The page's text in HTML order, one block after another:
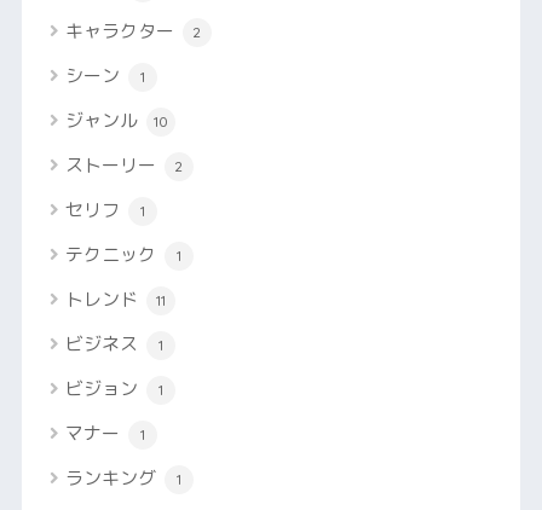
キャラクター 2
シーン 1
ジャンル 10
ストーリー 2
セリフ 1
テクニック 1
トレンド 11
ビジネス 1
ビジョン 1
マナー 1
ランキング 1